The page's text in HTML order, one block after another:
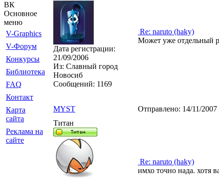
ВК
Основное
меню
V-Graphics
V-Форум
Конкурсы
Библиотека
FAQ
Контакт
Карта
сайта
Реклама на
сайте
Дата регистрации:
21/09/2006
Из: Славный город
Новосиб
Сообщений: 1169
Re: naruto (haky)
Может уже отдельный
MYST Отправлено: 14/11/
Титан
Re: naruto (haky)
имхо точно нада. хотя